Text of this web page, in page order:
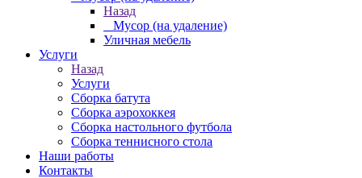
Назад
_ Мусор (на удаление)
Уличная мебель
Услуги
Назад
Услуги
Сборка батута
Сборка аэрохоккея
Сборка настольного футбола
Сборка теннисного стола
Наши работы
Контакты